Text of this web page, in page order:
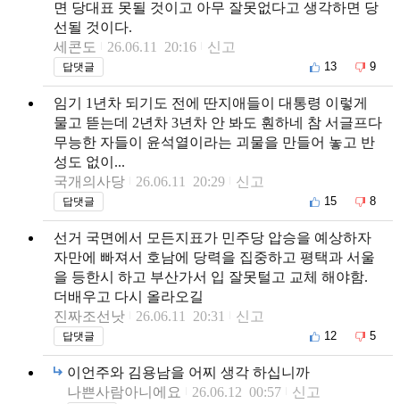
면 당대표 못될 것이고 아무 잘못없다고 생각하면 당
선될 것이다.
세콘도
26.06.11 20:16 신고
답댓글 13 9
임기 1년차 되기도 전에 딴지애들이 대통령 이렇게
물고 뜯는데 2년차 3년차 안 봐도 훤하네 참 서글프다
무능한 자들이 윤석열이라는 괴물을 만들어 놓고 반
성도 없이...
국개의사당
26.06.11 20:29 신고
답댓글 15 8
선거 국면에서 모든지표가 민주당 압승을 예상하자
자만에 빠져서 호남에 당력을 집중하고 평택과 서울
을 등한시 하고 부산가서 입 잘못털고 교체 해야함.
더배우고 다시 올라오길
진짜조선낫
26.06.11 20:31 신고
답댓글 12 5
이언주와 김용남을 어찌 생각 하십니까
나쁜사람아니에요
26.06.12 00:57 신고